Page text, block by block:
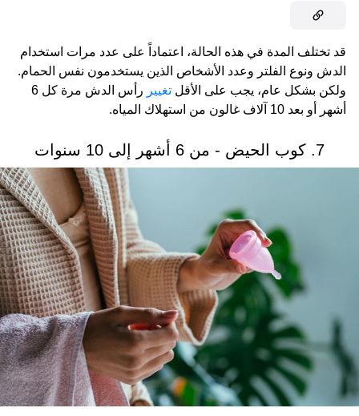
قد تختلف المدة في هذه الحالة، اعتماداً على عدد مرات استخدام
الدش ونوع الفلتر وعدد الأشخاص الذين يستخدمون نفس الحمام.
ولكن بشكل عام، يجب على الأقل تغيير
رأس الدش مرة كل 6
أشهر أو بعد 10 آلاف غالون من استهلاك المياه.
7. كوب ​​الحيض - من 6 أشهر إلى 10 سنوات